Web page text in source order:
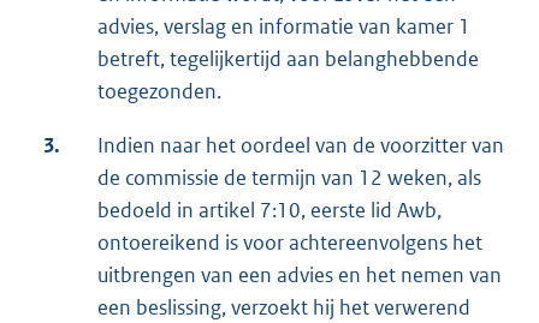
advies, verslag en informatie van kamer 1
betreft, tegelijkertijd aan belanghebbende
toegezonden.
3.
Indien naar het oordeel van de voorzitter van
de commissie de termijn van 12 weken, als
bedoeld in artikel 7:10, eerste lid Awb,
ontoereikend is voor achtereenvolgens het
uitbrengen van een advies en het nemen van
een beslissing, verzoekt hij het verwerend